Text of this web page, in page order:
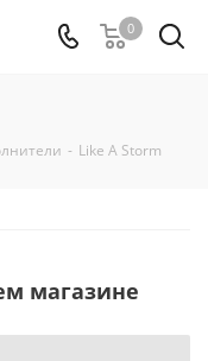
0
- Like A Storm
магазине